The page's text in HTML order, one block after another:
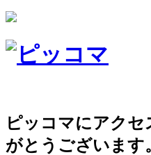
ピッコマにアクセ
がとうございます